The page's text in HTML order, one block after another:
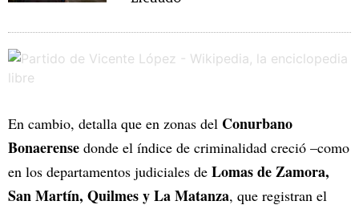
En cambio, detalla que en zonas del Conurbano
Bonaerense donde el índice de criminalidad creció –como
en los departamentos judiciales de Lomas de Zamora,
San Martín, Quilmes y La Matanza, que registran el